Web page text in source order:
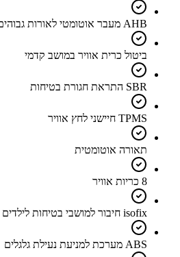
AHB מעבר אוטומטי לאורות גבוהים
ביטול כרית אוויר במושב קדמי
SBR התראת חגורת בטיחות
TPMS חיישני לחץ אוויר
תאורה אוטומטית
8 כריות אוויר
isofix חיבור למושבי בטיחות לילדים
ABS מערכת למניעת נעילת גלגלים